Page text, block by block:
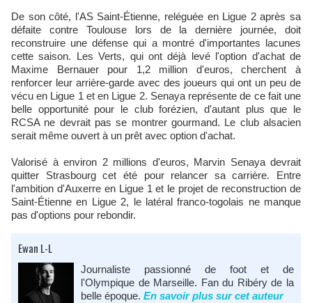
De son côté, l'AS Saint-Étienne, reléguée en Ligue 2 après sa
défaite contre Toulouse lors de la dernière journée, doit
reconstruire une défense qui a montré d'importantes lacunes
cette saison. Les Verts, qui ont déjà levé l'option d'achat de
Maxime Bernauer pour 1,2 million d'euros, cherchent à
renforcer leur arrière-garde avec des joueurs qui ont un peu de
vécu en Ligue 1 et en Ligue 2. Senaya représente de ce fait une
belle opportunité pour le club forézien, d'autant plus que le
RCSA ne devrait pas se montrer gourmand. Le club alsacien
serait même ouvert à un prêt avec option d'achat.
Valorisé à environ 2 millions d'euros, Marvin Senaya devrait
quitter Strasbourg cet été pour relancer sa carrière. Entre
l'ambition d'Auxerre en Ligue 1 et le projet de reconstruction de
Saint-Étienne en Ligue 2, le latéral franco-togolais ne manque
pas d'options pour rebondir.
Ewan L-L
Journaliste passionné de foot et de
l'Olympique de Marseille. Fan du Ribéry de la
belle époque. En savoir plus sur cet auteur